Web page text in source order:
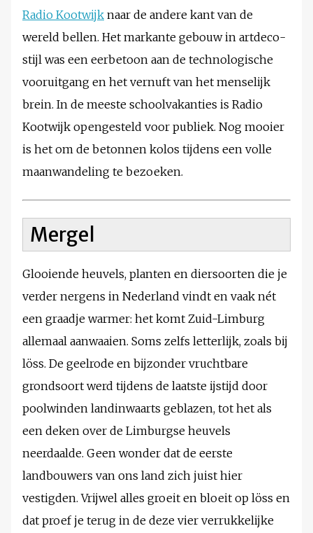
Radio Kootwijk naar de andere kant van de
wereld bellen. Het markante gebouw in artdeco-
stijl was een eerbetoon aan de technologische
vooruitgang en het vernuft van het menselijk
brein. In de meeste schoolvakanties is Radio
Kootwijk opengesteld voor publiek. Nog mooier
is het om de betonnen kolos tijdens een volle
maanwandeling te bezoeken.
Mergel
Glooiende heuvels, planten en diersoorten die je
verder nergens in Nederland vindt en vaak nét
een graadje warmer: het komt Zuid-Limburg
allemaal aanwaaien. Soms zelfs letterlijk, zoals bij
löss. De geelrode en bijzonder vruchtbare
grondsoort werd tijdens de laatste ijstijd door
poolwinden landinwaarts geblazen, tot het als
een deken over de Limburgse heuvels
neerdaalde. Geen wonder dat de eerste
landbouwers van ons land zich juist hier
vestigden. Vrijwel alles groeit en bloeit op löss en
dat proef je terug in de deze vier verrukkelijke